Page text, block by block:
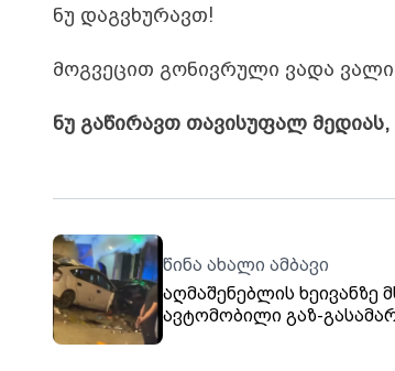
ნუ დაგვხურავთ!
მოგვეცით გონივრული ვადა
ნუ გაწირავთ თავისუფალ მედიას,
წინა ახალი ამბავი
აღმაშენებლის ხეივანზე
ავტომობილი გაზ-